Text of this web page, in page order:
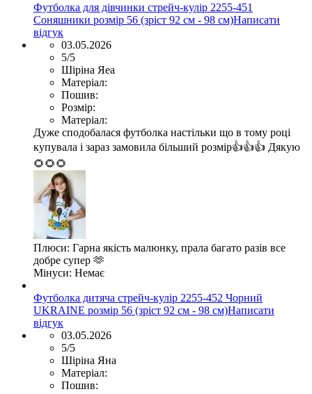
Футболка для дівчинки стрейч-кулір 2255-451
Соняшники розмір 56 (зріст 92 см - 98 см)Написати
відгук
03.05.2026
5/5
Шіріна Яеа
Матеріал:
Пошив:
Розмір:
Матеріал:
Дуже сподобалася футболка настільки що в тому році
купувала і зараз замовила більший розмір👍👍👍 Дякую
🌻🌻🌻
Плюси: Гарна якість малюнку, прала багато разів все
добре супер 🫶
Мінуси: Немає
Футболка дитяча стрейч-кулір 2255-452 Чорний
UKRAINE розмір 56 (зріст 92 см - 98 см)Написати
відгук
03.05.2026
5/5
Шіріна Яна
Матеріал:
Пошив: